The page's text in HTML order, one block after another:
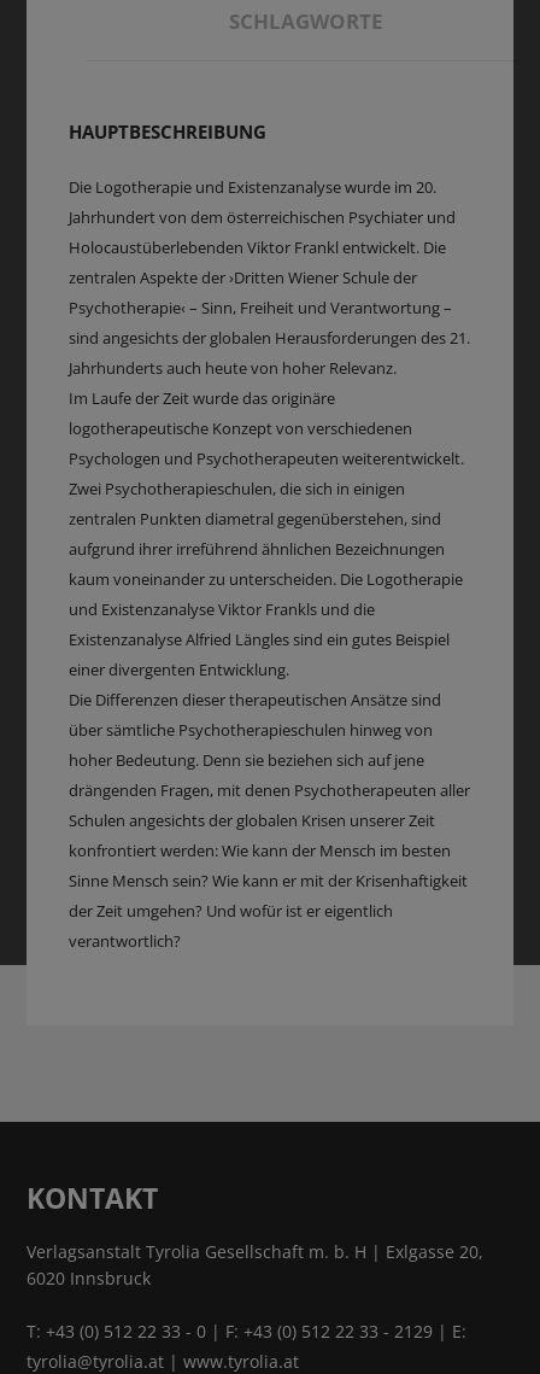
SCHLAGWORTE
HAUPTBESCHREIBUNG
Die Logotherapie und Existenzanalyse wurde im 20.
Jahrhundert von dem österreichischen Psychiater und
Holocaustüberlebenden Viktor Frankl entwickelt. Die
zentralen Aspekte der ›Dritten Wiener Schule der
Psychotherapie‹ – Sinn, Freiheit und Verantwortung –
sind angesichts der globalen Herausforderungen des 21.
Jahrhunderts auch heute von hoher Relevanz.
Im Laufe der Zeit wurde das originäre
logotherapeutische Konzept von verschiedenen
Psychologen und Psychotherapeuten weiterentwickelt.
Zwei Psychotherapieschulen, die sich in einigen
zentralen Punkten diametral gegenüberstehen, sind
aufgrund ihrer irreführend ähnlichen Bezeichnungen
kaum voneinander zu unterscheiden. Die Logotherapie
und Existenzanalyse Viktor Frankls und die
Existenzanalyse Alfried Längles sind ein gutes Beispiel
einer divergenten Entwicklung.
Die Differenzen dieser therapeutischen Ansätze sind
über sämtliche Psychotherapieschulen hinweg von
hoher Bedeutung. Denn sie beziehen sich auf jene
drängenden Fragen, mit denen Psychotherapeuten aller
Schulen angesichts der globalen Krisen unserer Zeit
konfrontiert werden: Wie kann der Mensch im besten
Sinne Mensch sein? Wie kann er mit der Krisenhaftigkeit
der Zeit umgehen? Und wofür ist er eigentlich
verantwortlich?
KONTAKT
Verlagsanstalt Tyrolia Gesellschaft m. b. H | Exlgasse 20,
6020 Innsbruck
T:+43 (0) 512 22 33 - 0 | F: +43 (0) 512 22 33 - 2129 | E:
tyrolia@tyrolia.at |www.tyrolia.at